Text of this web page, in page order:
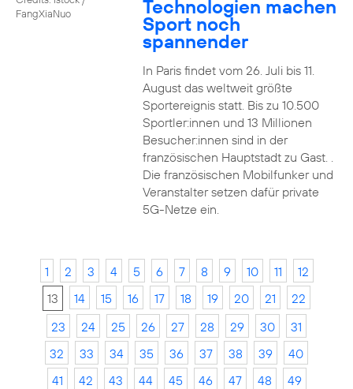
FangXiaNuo
Technologien machen
Sport noch
spannender
In Paris findet vom 26. Juli bis 11.
August das weltweit größte
Sportereignis statt. Bis zu 10.500
Sportler:innen und 13 Millionen
Besucher:innen sind in der
französischen Hauptstadt zu Gast. .
Die französischen Mobilfunker und
Veranstalter setzen dafür private
5G-Netze ein.
1 2 3 4 5 6 7 8 9 10 11
12
13
14 15 16 17 18 19 20 21
22
23
24 25 26 27 28 29 30
31
32
33 34 35 36 37 38 39
40
41
42 43 44 45 46 47 48
49